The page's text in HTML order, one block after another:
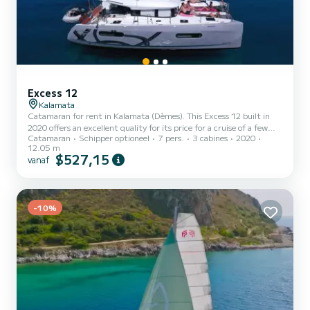
Excess 12
Kalamata
Catamaran for rent in Kalamata (Dèmes). This Excess 12 built in
2020 offers an excellent quality for its price for a cruise of a few
days or even a few weeks. You are guaranteed to spend an
exceptional day or week on this 12 meter boat. The capacity of this
boat is passengers. Het heeft de volgende uitrusting:
Catamaran Schipper optioneel 7 pers. 3 cabines
2020
12.05 m
vanaf $527,15
-10%